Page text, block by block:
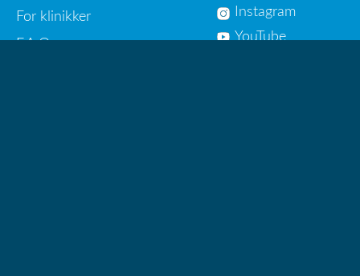
For klinikker
F.A.Q
Instagram
YouTube